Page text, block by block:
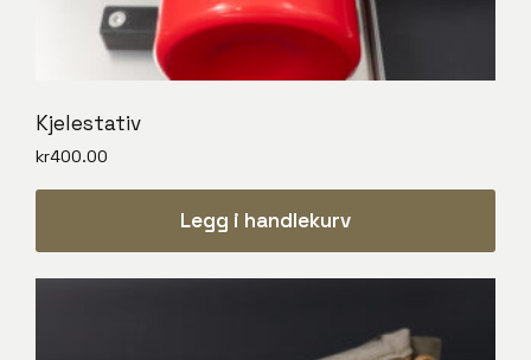
Kjelestativ
kr400.00
Legg i handlekurv